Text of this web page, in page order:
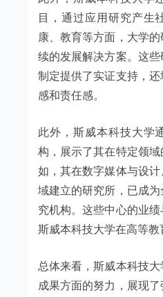
目，通过应用研究产生
康、教育等方面，大学
续的发展解决方案。这
制定提供了实证支持，
感和责任感。
此外，斯威本科技大学
构，展示了其在特定领
如，其在数字媒体与设
域建立的研究所，已成
究机构。这些中心的业
斯威本科技大学在高等教
总体来看，斯威本科技
成果方面的努力，展现